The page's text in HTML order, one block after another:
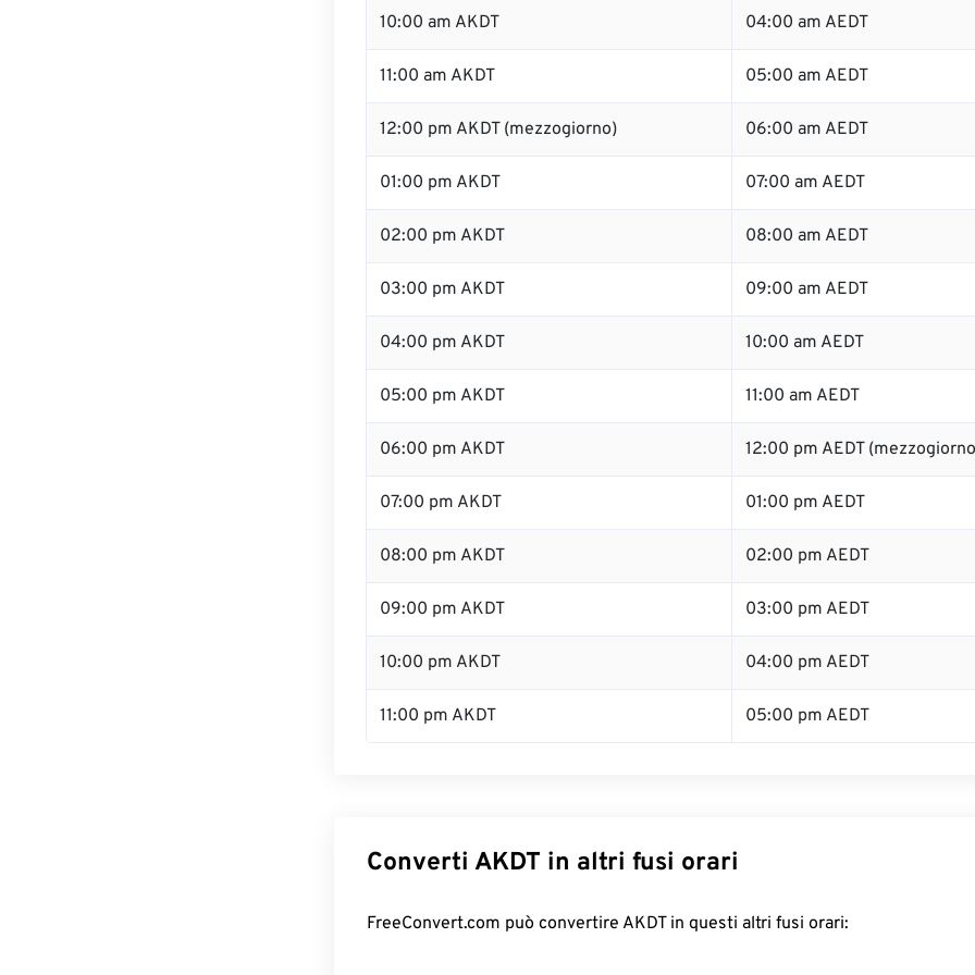
10:00 am AKDT 04:00 am AEDT
11:00 am AKDT 05:00 am AEDT
12:00 pm AKDT (mezzogiorno) 06:00 am AEDT
01:00 pm AKDT 07:00 am AEDT
02:00 pm AKDT 08:00 am AEDT
03:00 pm AKDT 09:00 am AEDT
04:00 pm AKDT 10:00 am AEDT
05:00 pm AKDT 11:00 am AEDT
06:00 pm AKDT 12:00 pm AEDT
07:00 pm AKDT 01:00 pm AEDT
08:00 pm AKDT 02:00 pm AEDT
09:00 pm AKDT 03:00 pm AEDT
10:00 pm AKDT 04:00 pm AEDT
11:00 pm AKDT 05:00 pm AEDT
Converti AKDT in altri fusi orari
FreeConvert.com può convertire AKDT in questi altri fusi orari: